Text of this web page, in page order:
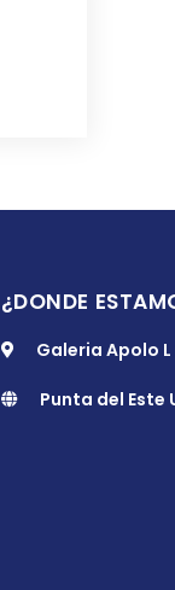
¿DONDE
Galeria Apolo
Punta del Este